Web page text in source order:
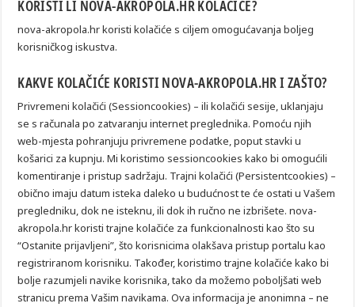
KORISTI LI NOVA-AKROPOLA.HR KOLAČIĆE?
nova-akropola.hr koristi kolačiće s ciljem omogućavanja boljeg
korisničkog iskustva.
KAKVE KOLAČIĆE KORISTI NOVA-AKROPOLA.HR I ZAŠTO?
Privremeni kolačići (Sessioncookies) – ili kolačići sesije, uklanjaju
se s računala po zatvaranju internet preglednika. Pomoću njih
web-mjesta pohranjuju privremene podatke, poput stavki u
košarici za kupnju. Mi koristimo sessioncookies kako bi omogućili
komentiranje i pristup sadržaju. Trajni kolačići (Persistentcookies) –
obično imaju datum isteka daleko u budućnost te će ostati u Vašem
pregledniku, dok ne isteknu, ili dok ih ručno ne izbrišete. nova-
akropola.hr koristi trajne kolačiće za funkcionalnosti kao što su
“Ostanite prijavljeni”, što korisnicima olakšava pristup portalu kao
registriranom korisniku. Također, koristimo trajne kolačiće kako bi
bolje razumjeli navike korisnika, tako da možemo poboljšati web
stranicu prema Vašim navikama. Ova informacija je anonimna – ne